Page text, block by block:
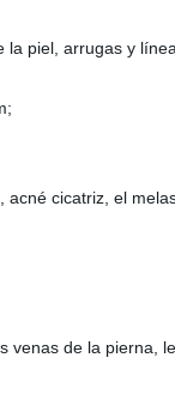
piel, arrugas y
acné cicatriz, el
de la pierna,